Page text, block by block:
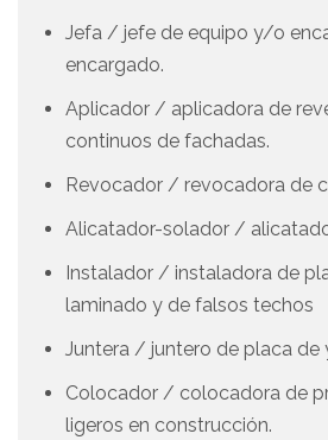
Jefa / jefe de equipo y/o
encargado.
Aplicador / aplicadora de
continuos de fachadas.
Revocador / revocadora de
Alicatador-solador /
Instalador / instaladora de
laminado y de falsos techos
Juntera / juntero de placa de
Colocador / colocadora de
ligeros en construcción.